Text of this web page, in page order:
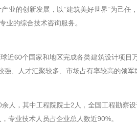
业的创新发展，以“建筑美好世界”为己任
业的综合技术咨询服务。
近60个国家和地区完成各类建筑设计项目
、人才汇聚较多、市场占有率较高的领军
人，其中工程院院士2人，全国工程勘察
专业技术人员占企业总人数近90%。